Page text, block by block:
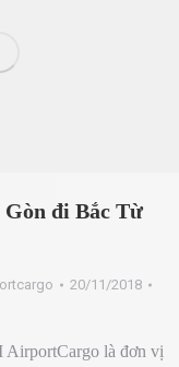
Gòn đi Bắc Từ
20/11/2018
là đơn vị